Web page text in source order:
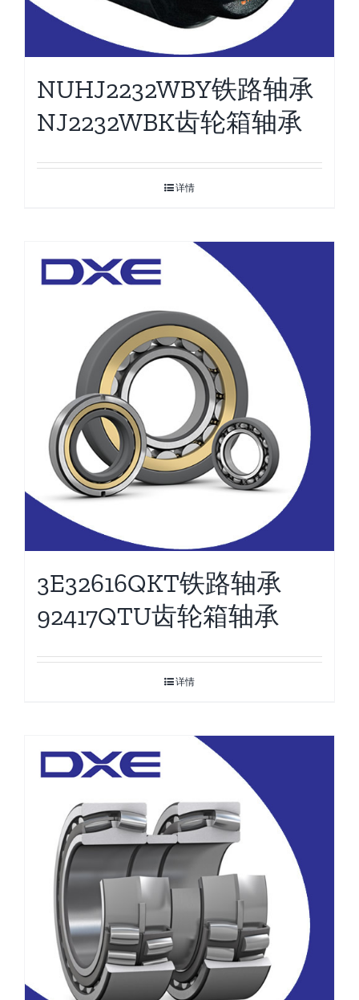
NUHJ2232WBY铁路轴承
NJ2232WBK齿轮箱轴承
详情
3E32616QKT铁路轴承
92417QTU齿轮箱轴承
详情